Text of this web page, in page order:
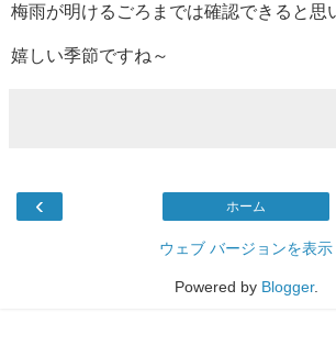
梅雨が明けるごろまでは確認できると思
嬉しい季節ですね～
‹ ホーム
ウェブ バージョンを表示
Powered by Blogger.